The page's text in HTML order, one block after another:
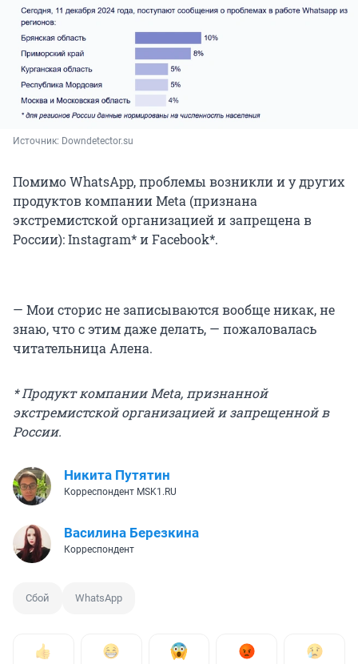
Источник: Downdetector.su
Помимо WhatsApp, проблемы возникли и у других
продуктов компании Meta (признана
экстремистской организацией и запрещена в
России): Instagram* и Facebook*.
— Мои сторис не записываются вообще никак, не
знаю, что с этим даже делать, — пожаловалась
читательница Алена.
* Продукт компании Meta, признанной
экстремистской организацией и запрещенной в
России.
Никита Путятин
Корреспондент MSK1.RU
Василина Березкина
Корреспондент
Сбой WhatsApp